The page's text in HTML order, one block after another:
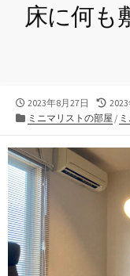
床に何も
公
開
2023年8月27日
最
終
新
日
カ
ゴ
リ
ー
ミニマリストの部屋 /